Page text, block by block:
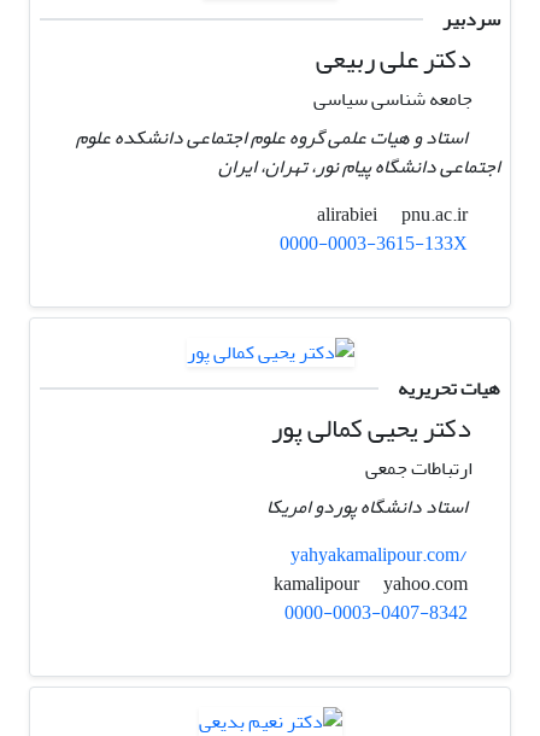
سردبیر
دکتر علی ربیعی
جامعه شناسی سیاسی
استاد و هیات علمی گروه علوم اجتماعی دانشکده علوم
اجتماعی دانشگاه پیام نور، تهران، ایران ‏
alirabiei
pnu.ac.ir
0000-0003-3615-133X
هیات تحریریه
دکتر یحیی کمالی پور
ارتباطات جمعی
استاد دانشگاه پوردو امریکا
yahyakamalipour.com/
yahoo.com
0000-0003-0407-8342